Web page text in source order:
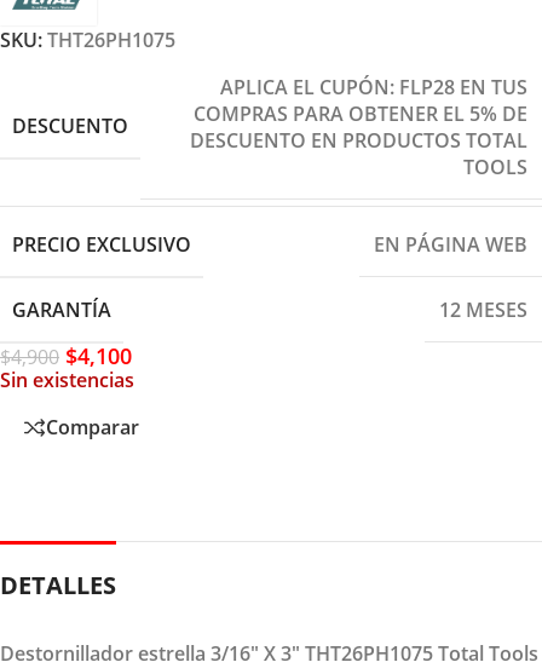
SKU:THT26PH1075
DESCUENTO
APLICA EL CUPÓN: FLP28 EN TUS
COMPRAS PARA OBTENER EL 5% DE
DESCUENTO EN PRODUCTOS TOTAL
TOOLS
PRECIO EXCLUSIVO EN PÁGINA WEB
GARANTÍA
12 MESES
$4,900 $4,100
Sin existencias
Comparar
DETALLES
Destornillador estrella 3/16″ X 3″ THT26PH1075 Total Tools